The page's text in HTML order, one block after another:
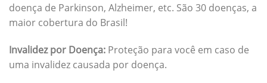
doença de Parkinson, Alzheimer, etc. São 30 doenças, a
maior cobertura do Brasil!
Invalidez por Doença: Proteção para você em caso de
uma invalidez causada por doença.